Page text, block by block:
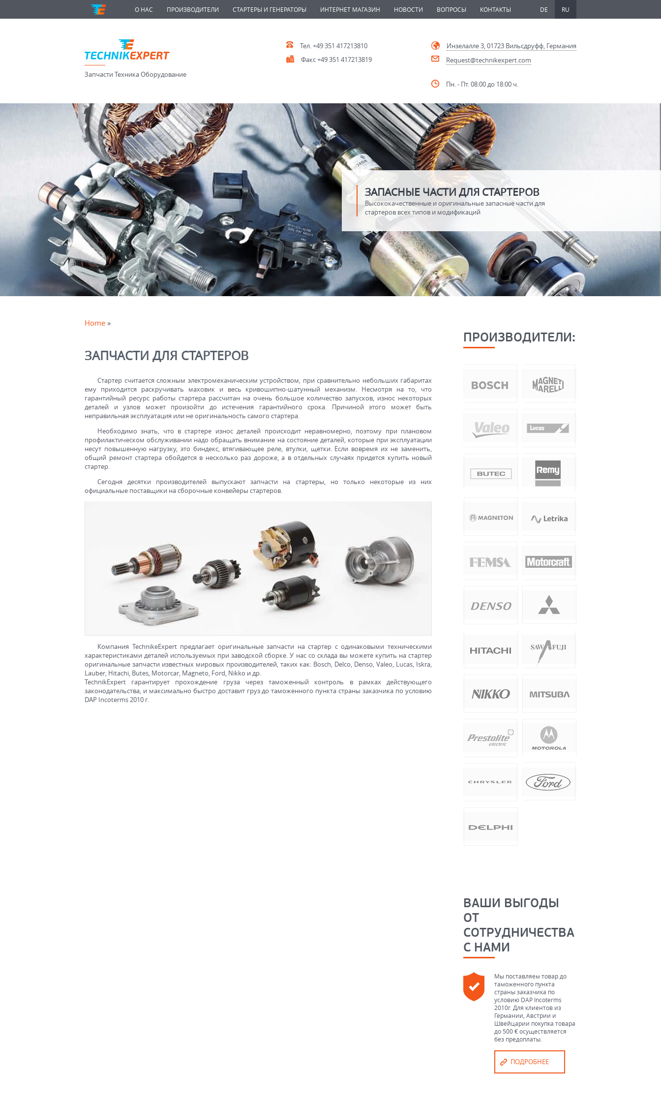
О НАС ПРОИЗВОДИТЕЛИ СТАРТЕРЫ И ГЕНЕРАТОРЫ ИНТЕРНЕТ МАГАЗИН НОВОСТИ ВОПРОСЫ КОНТАКТЫ DE RU
Запчасти Техника Оборудование
Тел. +49 351 417213810
Факс +49 351 417213819
Инзелалле 3, 01723 Вильсдруфф, Германия
Request@technikexpert.com
Пн. - Пт. 08:00 до 18:00 ч.
ЗАПАСНЫЕ ЧАСТИ ДЛЯ СТАРТЕРОВ
Высококачественные и оригинальные запасные части для
стартеров всех типов и модификаций
Home »
ЗАПЧАСТИ ДЛЯ СТАРТЕРОВ
Стартер считается сложным электромеханическим устройством, при сравнительно небольших габаритах
ему приходится раскручивать маховик и весь кривошипно-шатунный механизм. Несмотря на то, что
гарантийный ресурс работы стартера рассчитан на очень большое количество запусков, износ некоторых
деталей и узлов может произойти до истечения гарантийного срока. Причиной этого может быть
неправильная эксплуатация или не оригинальность самого стартера.
Необходимо знать, что в стартере износ деталей происходит неравномерно, поэтому при плановом
профилактическом обслуживании надо обращать внимание на состояние деталей, которые при эксплуатации
несут повышенную нагрузку, это биндекс, втягивающее реле, втулки, щетки. Если вовремя их не заменить,
общий ремонт стартера обойдется в несколько раз дороже, а в отдельных случаях придется купить новый
стартер.
Сегодня десятки производителей выпускают запчасти на стартеры, но только некоторые из них
официальные поставщики на сборочные конвейеры стартеров.
Компания TechnikeExpert предлагает оригинальные запчасти на стартер с одинаковыми техническими
характеристиками деталей используемых при заводской сборке. У нас со склада вы можете купить на стартер
оригинальные запчасти известных мировых производителей, таких как: Bosch, Delco, Denso, Valeo, Lucas, Iskra,
Lauber, Hitachi, Butes, Motorcar, Magneto, Ford, Nikko и др.
TechnikExpert гарантирует прохождение груза через таможенный контроль в рамках действующего
законодательства, и максимально быстро доставит груз до таможенного пункта страны заказчика по условию
DAP Incoterms 2010 г.
ПРОИЗВОДИТЕЛИ:
ВАШИ ВЫГОДЫ
ОТ
СОТРУДНИЧЕСТВА
С НАМИ
Мы поставляем товар до
таможенного пункта
страны заказчика по
условию DAP Incoterms
2010г. Для клиентов из
Германии, Австрии и
Швейцарии покупка товара
до 500 € осуществляется
без предоплаты.
ПОДРОБНЕЕ